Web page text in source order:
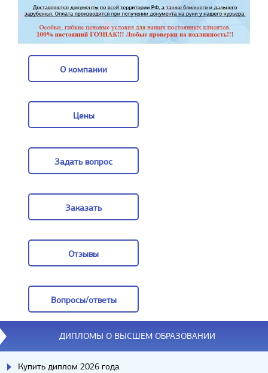
О компании
Цены
Задать вопрос
Заказать
Отзывы
Вопросы/ответы
Вопросы/ответы
ДИПЛОМЫ О ВЫСШЕМ ОБРАЗОВАНИИ
Купить диплом 2026 года